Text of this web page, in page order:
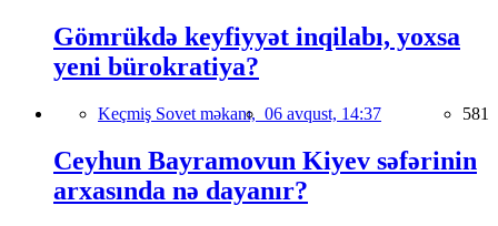
Gömrükdə keyfiyyət inqilabı, yoxsa
yeni bürokratiya?
Keçmiş Sovet məkanı, 06 avqust, 14:37 581
Ceyhun Bayramovun Kiyev səfərinin
arxasında nə dayanır?